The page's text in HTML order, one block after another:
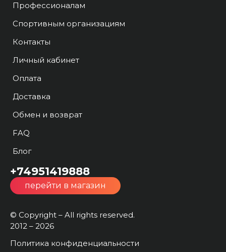
Профессионалам
Спортивным организациям
Контакты
Личный кабинет
Оплата
Доставка
Обмен и возврат
FAQ
Блог
+74951419888
перейти в магазин
© Copyright – All rights reserved.
2012 – 2026
Политика конфиденциальности